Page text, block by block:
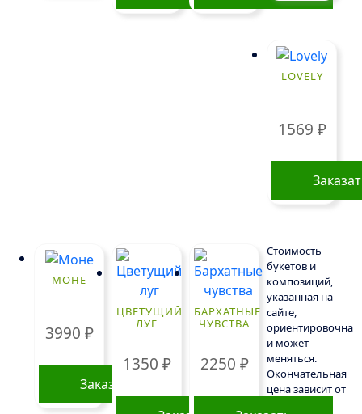
LOVELY
1569 ₽
МОНЕ
3990 ₽
Заказать
ЦВЕТУЩИЙ
ЛУГ
1350 ₽
БАРХАТНЫЕ
ЧУВСТВА
2250 ₽
Стоимость
букетов и
композиций,
указанная на
сайте,
ориентировочна
и может
меняться.
Окончательная
цена зависит от